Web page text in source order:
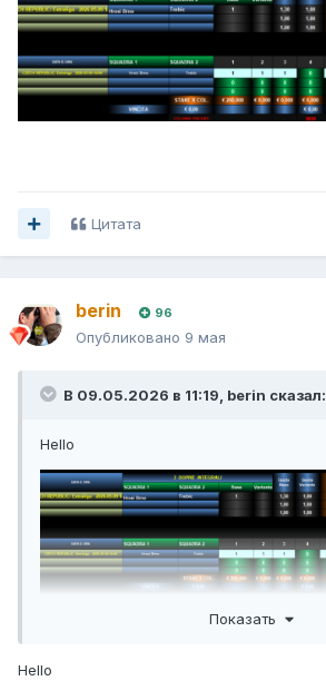
Цитата
berin 96
Опубликовано 9 мая
В 09.05.2026 в 11:19, berin сказал:
Hello
Показать
Hello